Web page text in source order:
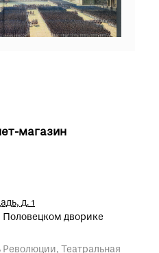
магазин
д. 1
Половецком дворике
Театральная